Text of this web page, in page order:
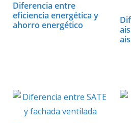
Diferencia entre
eficiencia energética y
ahorro energético